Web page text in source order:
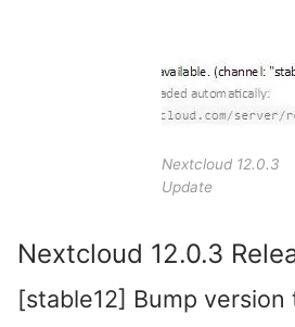
Nextcloud 12.0.3
Update
Nextcloud 12.0.3
[stable12] Bump version